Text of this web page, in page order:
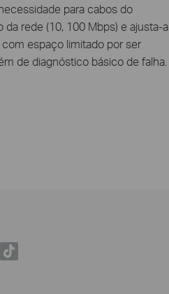
para cabos do
rede (10, 100 Mbps) e ajusta-a
espaço limitado por ser
de diagnóstico básico de falha.